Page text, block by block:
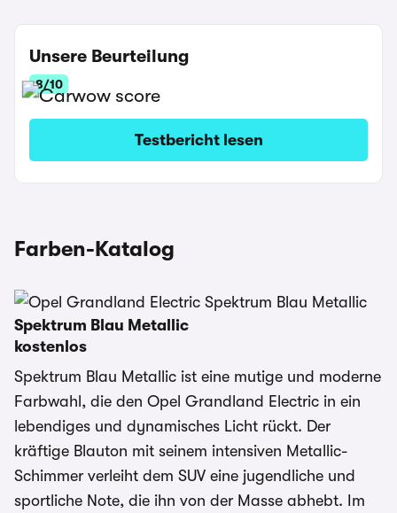
Unsere Beurteilung
8/10
Testbericht lesen
Farben-Katalog
Spektrum Blau Metallic
kostenlos
Spektrum Blau Metallic ist eine mutige und moderne
Farbwahl, die den Opel Grandland Electric in ein
lebendiges und dynamisches Licht rückt. Der
kräftige Blauton mit seinem intensiven Metallic-
Schimmer verleiht dem SUV eine jugendliche und
sportliche Note, die ihn von der Masse abhebt. Im